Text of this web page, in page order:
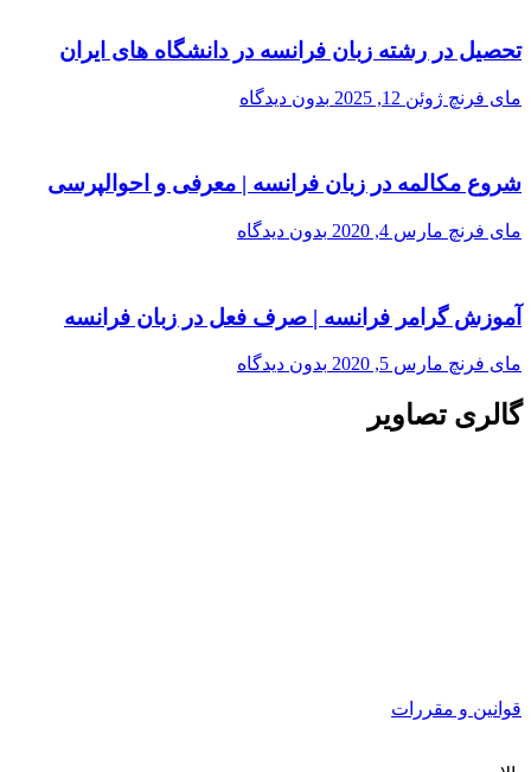
تحصیل در رشته زبان فرانسه در دانشگاه های ایران
مای فرنچ ژوئن 12, 2025 بدون دیدگاه
شروع مکالمه در زبان فرانسه | معرفی و احوالپرسی
مای فرنچ مارس 4, 2020 بدون دیدگاه
آموزش گرامر فرانسه | صرف فعل در زبان فرانسه
مای فرنچ مارس 5, 2020 بدون دیدگاه
گالری تصاویر
قوانین و مقررات